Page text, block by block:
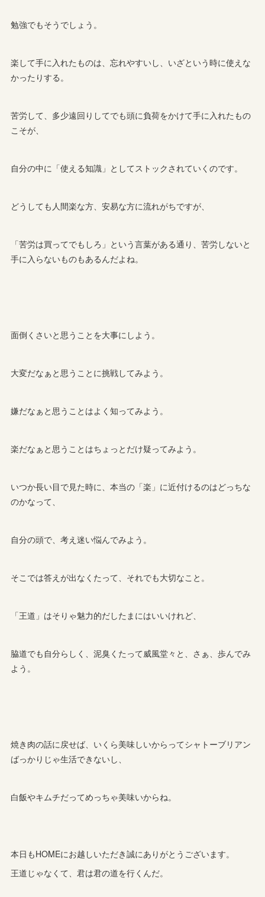
勉強でもそうでしょう。
楽して手に入れたものは、忘れやすいし、いざという時に使えな
かったりする。
苦労して、多少遠回りしてでも頭に負荷をかけて手に入れたもの
こそが、
自分の中に「使える知識」としてストックされていくのです。
どうしても人間楽な方、安易な方に流れがちですが、
「苦労は買ってでもしろ」という言葉がある通り、苦労しないと
手に入らないものもあるんだよね。
面倒くさいと思うことを大事にしよう。
大変だなぁと思うことに挑戦してみよう。
嫌だなぁと思うことはよく知ってみよう。
楽だなぁと思うことはちょっとだけ疑ってみよう。
いつか長い目で見た時に、本当の「楽」に近付けるのはどっちな
のかなって、
自分の頭で、考え迷い悩んでみよう。
そこでは答えが出なくたって、それでも大切なこと。
「王道」はそりゃ魅力的だしたまにはいいけれど、
脇道でも自分らしく、泥臭くたって威風堂々と、さぁ、歩んでみ
よう。
焼き肉の話に戻せば、いくら美味しいからってシャトーブリアン
ばっかりじゃ生活できないし、
白飯やキムチだってめっちゃ美味いからね。
本日もHOMEにお越しいただき誠にありがとうございます。
王道じゃなくて、君は君の道を行くんだ。